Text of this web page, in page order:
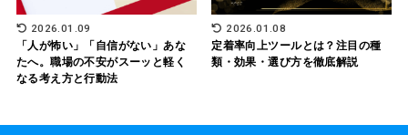
2026.01.09
「人が怖い」「自信がない」あな
たへ。職場の不安がスーッと軽く
なる考え方と行動法
2026.01.08
定着率向上ツールとは？注目の種
類・効果・選び方を徹底解説